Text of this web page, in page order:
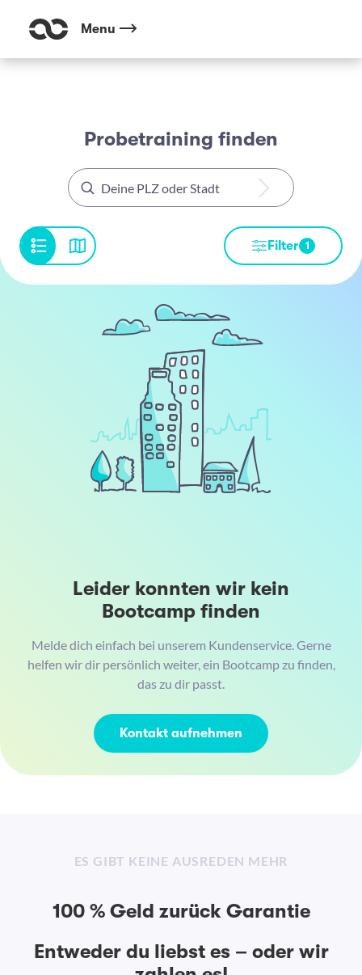
Menu
Probetraining finden
Filter 1
Leider konnten wir kein
Bootcamp finden
Melde dich einfach bei unserem Kundenservice. Gerne
helfen wir dir persönlich weiter, ein Bootcamp zu finden,
das zu dir passt.
Kontakt aufnehmen
ES GIBT KEINE AUSREDEN MEHR
100 % Geld zurück Garantie
Entweder du liebst es – oder wir